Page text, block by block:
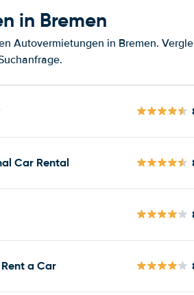
in Bremen
Autovermietungen in Bremen.
Car Rental
a Car